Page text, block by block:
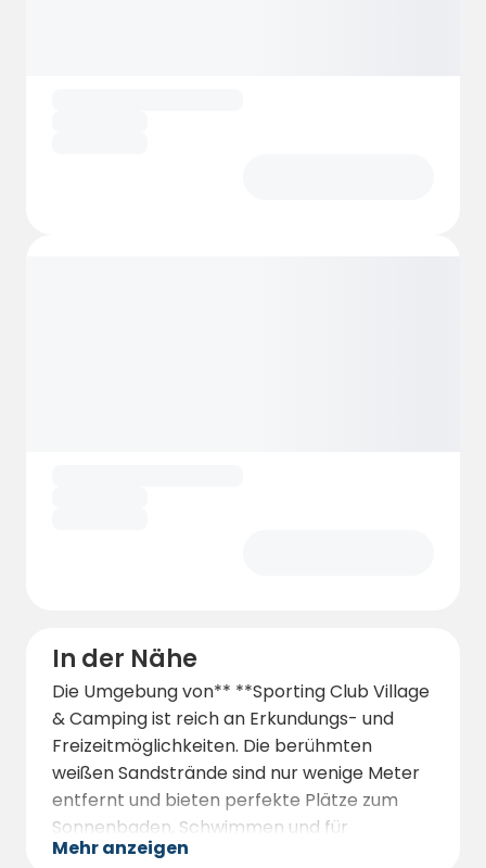
In der Nähe
Die Umgebung von** **Sporting Club Village
& Camping ist reich an Erkundungs- und
Freizeitmöglichkeiten. Die berühmten
weißen Sandstrände sind nur wenige Meter
entfernt und bieten perfekte Plätze zum
Sonnenbaden, Schwimmen und für
Strandspiele.
Mehr anzeigen